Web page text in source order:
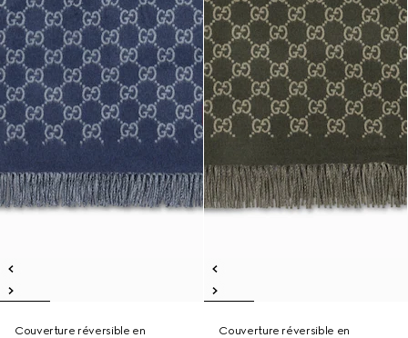
Couverture réversible en
Couverture réversible en